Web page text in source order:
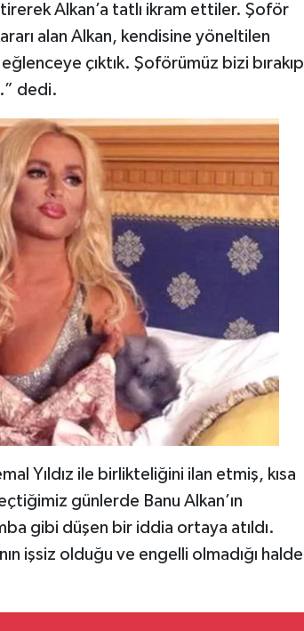
Alkan’a tatlı ikram ettiler. Şoför
alan Alkan, kendisine yöneltilen
çıktık. Şoförümüz bizi bırakıp
dedi.
Yıldız ile birlikteliğini ilan etmiş, kısa
günlerde Banu Alkan’ın
gibi düşen bir iddia ortaya atıldı.
işsiz olduğu ve engelli olmadığı halde